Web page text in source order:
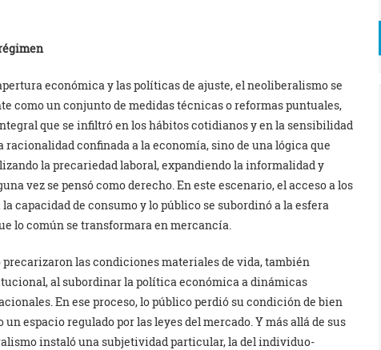
económica y las políticas de ajuste, el neoliberalismo se
como un conjunto de medidas técnicas o reformas puntuales,
que se infiltró en los hábitos cotidianos y en la sensibilidad
racionalidad confinada a la economía, sino de una lógica que
la precariedad laboral, expandiendo la informalidad y
vez se pensó como derecho. En este escenario, el acceso a los
capacidad de consumo y lo público se subordinó a la esfera
lo común se transformara en mercancía.
precarizaron las condiciones materiales de vida, también
al subordinar la política económica a dinámicas
En ese proceso, lo público perdió su condición de bien
espacio regulado por las leyes del mercado. Y más allá de sus
instaló una subjetividad particular, la del individuo-